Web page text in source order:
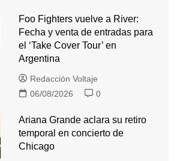
Foo Fighters vuelve a River:
Fecha y venta de entradas para
el ‘Take Cover Tour’ en
Argentina
Redacción Voltaje
06/08/2026
0
Ariana Grande aclara su retiro
temporal en concierto de
Chicago